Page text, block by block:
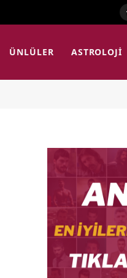
ÜNLÜLER ASTROLOJI